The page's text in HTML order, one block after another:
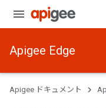
Apigee Edge
Apigee ドキュメント